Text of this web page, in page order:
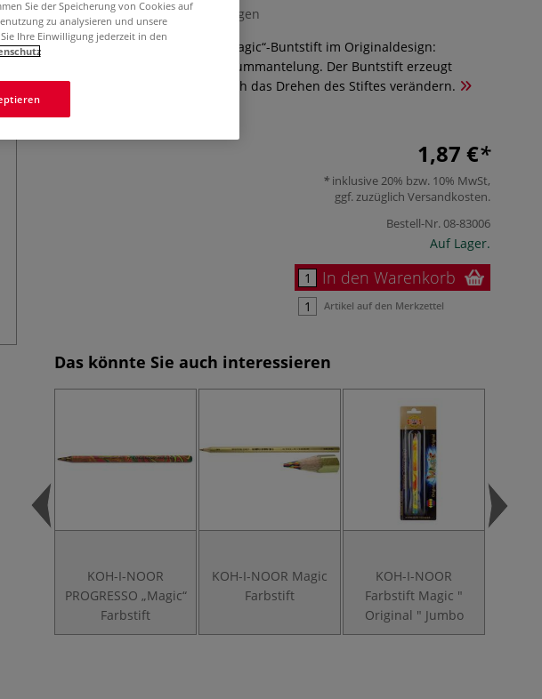
0 Bewertungen
Sechseckiger Mehrfarbenstift „Magic“-Buntstift im Originaldesign:
dreifarbige Mine in stabiler Holzummantelung. Der Buntstift erzeugt
mehrfarbige Linien, die sich durch das Drehen des Stiftes verändern.
1,87 €
inklusive 20% bzw. 10% MwSt,
ggf. zuzüglich Versandkosten.
Bestell-Nr.08-83006
Auf Lager.
In den Warenkorb
Artikel auf den Merkzettel
Das könnte Sie auch interessieren
KOH-I-NOOR
PROGRESSO „Magic“
Farbstift
KOH-I-NOOR Magic
Farbstift
KOH-I-NOOR
Farbstift Magic "
Original " Jumbo
Sie der Speicherung von Cookies auf
zu analysieren und unsere
Ihre Einwilligung jederzeit in den